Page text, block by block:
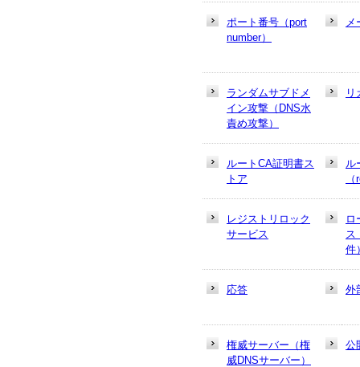
ポート番号（port
number）
メ
ランダムサブドメ
イン攻撃（DNS水
責め攻撃）
リ
ルートCA証明書ス
トア
ル
レジストリロック
サービス
ロ
ス
件
応答 外
権威サーバー（権
威DNSサーバー）
公